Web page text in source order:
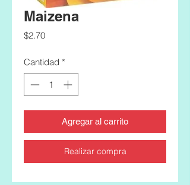
Maizena
$2.70Precio
Cantidad *
Agregar al carrito
Realizar compra